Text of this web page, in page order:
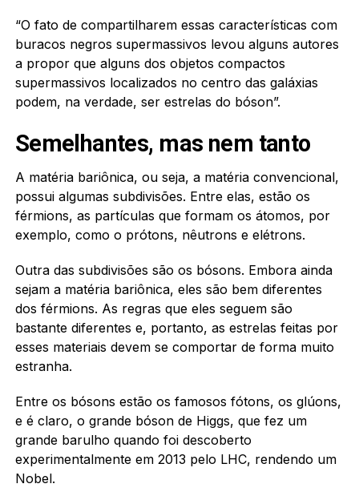
“O fato de compartilharem essas características com
buracos negros supermassivos levou alguns autores
a propor que alguns dos objetos compactos
supermassivos localizados no centro das galáxias
podem, na verdade, ser estrelas do bóson”.
Semelhantes, mas nem tanto
A matéria bariônica, ou seja, a matéria convencional,
possui algumas subdivisões. Entre elas, estão os
férmions, as partículas que formam os átomos, por
exemplo, como o prótons, nêutrons e elétrons.
Outra das subdivisões são os bósons. Embora ainda
sejam a matéria bariônica, eles são bem diferentes
dos férmions. As regras que eles seguem são
bastante diferentes e, portanto, as estrelas feitas por
esses materiais devem se comportar de forma muito
estranha.
Entre os bósons estão os famosos fótons, os glúons,
e é claro, o grande bóson de Higgs, que fez um
grande barulho quando foi descoberto
experimentalmente em 2013 pelo LHC, rendendo um
Nobel.